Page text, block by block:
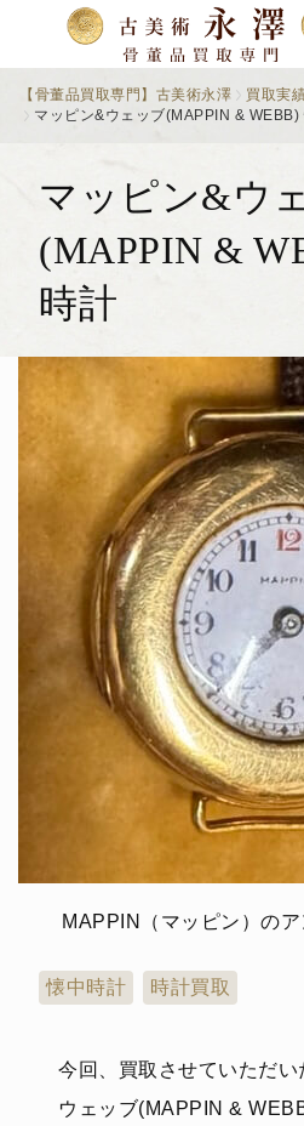
【骨董品買取専門】古美術永澤 買取実
マッピン&ウェッブ(MAPPIN & WEBB)
マッピン&ウ
(MAPPIN &
時計
MAPPIN（マッピン）の
懐中時計 時計買取
今回、買取させていただ
ウェッブ(MAPPIN &